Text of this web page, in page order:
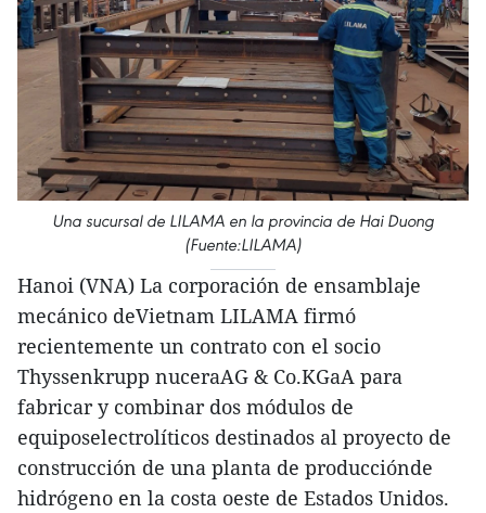
Una sucursal de LILAMA en la provincia de Hai Duong
(Fuente:LILAMA)
Hanoi (VNA) La corporación de ensamblaje
mecánico deVietnam LILAMA firmó
recientemente un contrato con el socio
Thyssenkrupp nuceraAG & Co.KGaA para
fabricar y combinar dos módulos de
equiposelectrolíticos destinados al proyecto de
construcción de una planta de producciónde
hidrógeno en la costa oeste de Estados Unidos.